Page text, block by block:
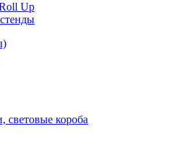
Up
короба